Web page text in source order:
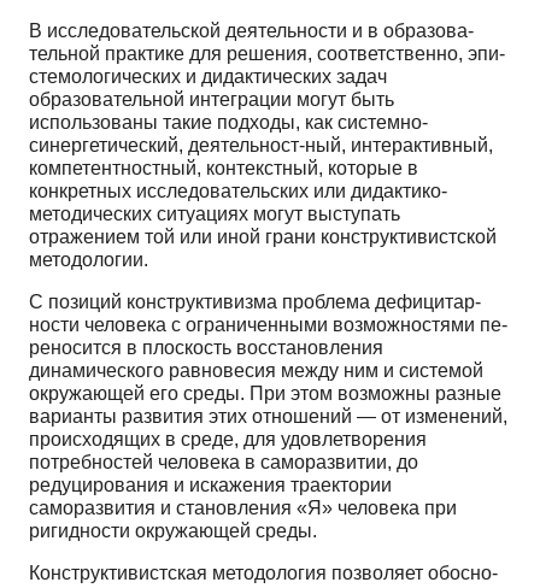
В исследовательской деятельности и в образова­
тельной практике для решения, соответственно, эпи­
стемологических и дидактических задач
образователь­ной интеграции могут быть
использованы такие под­ходы, как системно-
синергетический, деятельност-ный, интерактивный,
компетентностный, контекст­ный, которые в
конкретных исследовательских или дидактико-
методических ситуациях могут выступать
отражением той или иной грани конструктивистской
методологии.
С позиций конструктивизма проблема дефицитар-
ности человека с ограниченными возможностями пе­
реносится в плоскость восстановления
динамического равновесия между ним и системой
окружающей его среды. При этом возможны разные
варианты развития этих отношений — от изменений,
происходящих в сре­де, для удовлетворения
потребностей человека в само­развитии, до
редуцирования и искажения траектории
саморазвития и становления «Я» человека при
ригид­ности окружающей среды.
Конструктивистская методология позволяет обосно­